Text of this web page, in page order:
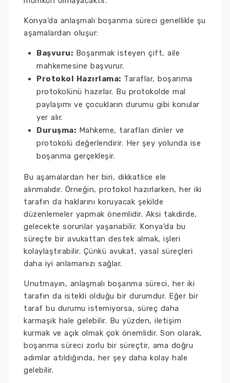
Konya’da anlaşmalı boşanma süreci genellikle şu
aşamalardan oluşur:
Başvuru: Boşanmak isteyen çift, aile
mahkemesine başvurur.
Protokol Hazırlama: Taraflar, boşanma
protokolünü hazırlar. Bu protokolde mal
paylaşımı ve çocukların durumu gibi konular
yer alır.
Duruşma: Mahkeme, tarafları dinler ve
protokolü değerlendirir. Her şey yolunda ise
boşanma gerçekleşir.
Bu aşamalardan her biri, dikkatlice ele
alınmalıdır. Örneğin, protokol hazırlarken, her iki
tarafın da haklarını koruyacak şekilde
düzenlemeler yapmak önemlidir. Aksi takdirde,
gelecekte sorunlar yaşanabilir. Konya’da bu
süreçte bir avukattan destek almak, işleri
kolaylaştırabilir. Çünkü avukat, yasal süreçleri
daha iyi anlamanızı sağlar.
Unutmayın, anlaşmalı boşanma süreci, her iki
tarafın da istekli olduğu bir durumdur. Eğer bir
taraf bu durumu istemiyorsa, süreç daha
karmaşık hale gelebilir. Bu yüzden, iletişim
kurmak ve açık olmak çok önemlidir. Son olarak,
boşanma süreci zorlu bir süreçtir, ama doğru
adımlar atıldığında, her şey daha kolay hale
gelebilir.